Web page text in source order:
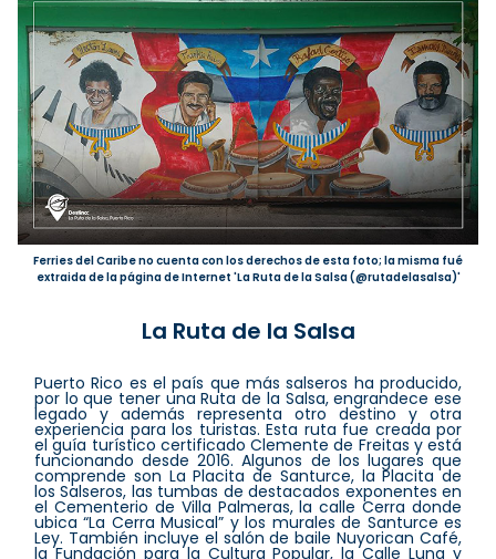
Ferries del Caribe no cuenta con los derechos de esta foto; la misma fué
extraida de la página de Internet 'La Ruta de la Salsa (@rutadelasalsa)'
La Ruta de la Salsa
Puerto Rico es el país que más salseros ha producido,
por lo que tener una Ruta de la Salsa, engrandece ese
legado y además representa otro destino y otra
experiencia para los turistas. Esta ruta fue creada por
el guía turístico certificado Clemente de Freitas y está
funcionando desde 2016. Algunos de los lugares que
comprende son La Placita de Santurce, la Placita de
los Salseros, las tumbas de destacados exponentes en
el Cementerio de Villa Palmeras, la calle Cerra donde
ubica “La Cerra Musical” y los murales de Santurce es
Ley. También incluye el salón de baile Nuyorican Café,
la Fundación para la Cultura Popular, la Calle Luna y